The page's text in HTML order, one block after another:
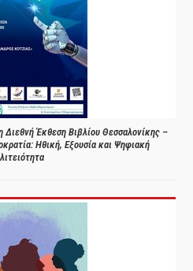
Διεθνή Έκθεση Βιβλίου Θεσσαλονίκης –
Ηθική, Εξουσία και Ψηφιακή